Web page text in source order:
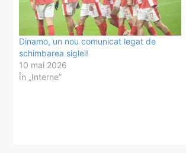
Dinamo, un nou comunicat legat de
schimbarea siglei!
10 mai 2026
În „Interne”